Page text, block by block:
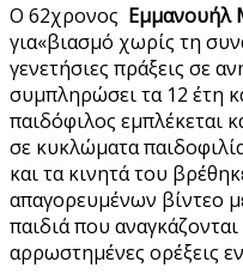
Ο 62χρονος Εμμανουήλ
για«βιασμό χωρίς τη
γενετήσιες πράξεις σε
συμπληρώσει τα 12 έτη
παιδόφιλος εμπλέκεται
σε κυκλώματα
και τα κινητά του
απαγορευμένων βίντεο
παιδιά που
αρρωστημένες ορέξεις